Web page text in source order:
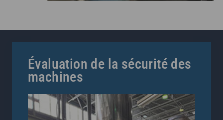
Évaluation de la sécurité des
machines